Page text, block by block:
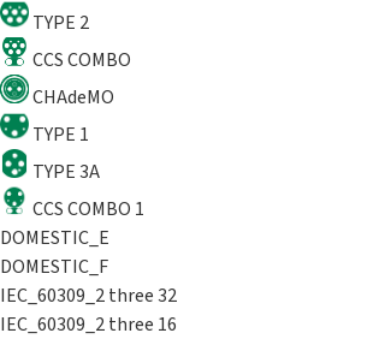
TYPE 2
CCS COMBO
CHAdeMO
TYPE 1
TYPE 3A
CCS COMBO 1
DOMESTIC_E
DOMESTIC_F
IEC_60309_2 three 32
IEC_60309_2 three 16